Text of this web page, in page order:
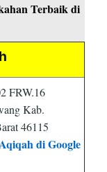
Terbaik di
FRW.16
Kab.
46115
di Google